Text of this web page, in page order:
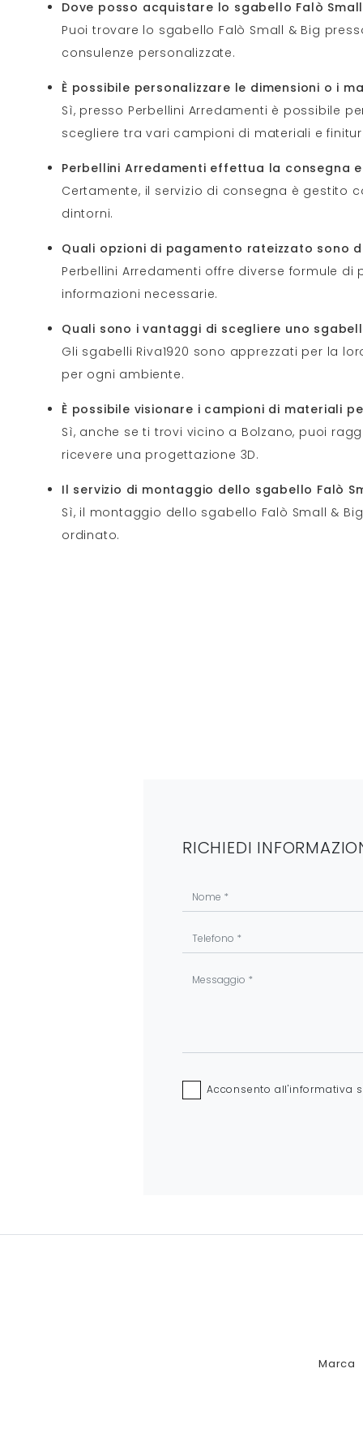
Dove posso acquistare lo sgabello Falò Small
Puoi trovare lo sgabello Falò Small & Big
consulenze personalizzate.
È possibile personalizzare le dimensioni o i
Sì, presso Perbellini Arredamenti è possibile
scegliere tra vari campioni di materiali e
Perbellini Arredamenti effettua la consegna
Certamente, il servizio di consegna è gestito
dintorni.
Quali opzioni di pagamento rateizzato sono
Perbellini Arredamenti offre diverse formule
informazioni necessarie.
Quali sono i vantaggi di scegliere uno
Gli sgabelli Riva1920 sono apprezzati per la
per ogni ambiente.
È possibile visionare i campioni di materiali
Sì, anche se ti trovi vicino a Bolzano, puoi
ricevere una progettazione 3D.
Il servizio di montaggio dello sgabello Falò
Sì, il montaggio dello sgabello Falò Small &
ordinato.
RICHIEDI
Acconsento all'informativa
Marca